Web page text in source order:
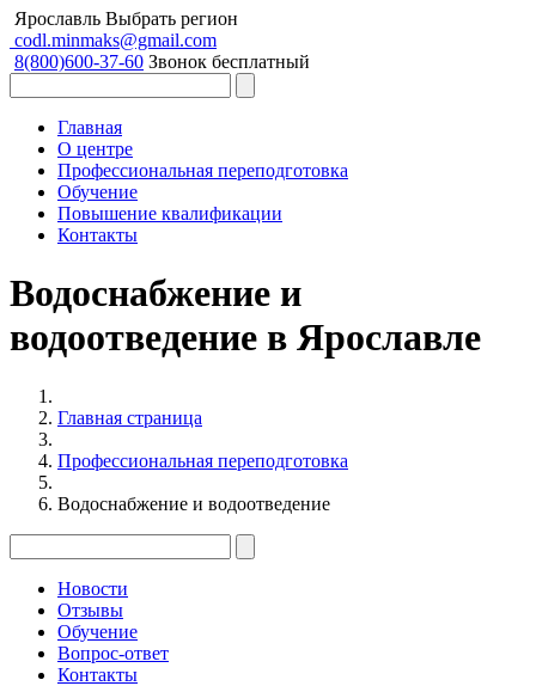
Ярославль Выбрать регион
codl.minmaks@gmail.com
8(800)600-37-60 Звонок бесплатный
Главная
О центре
Профессиональная переподготовка
Обучение
Повышение квалификации
Контакты
Водоснабжение и
водоотведение в Ярославле
Главная страница
Профессиональная переподготовка
Водоснабжение и водоотведение
Новости
Отзывы
Обучение
Вопрос-ответ
Контакты